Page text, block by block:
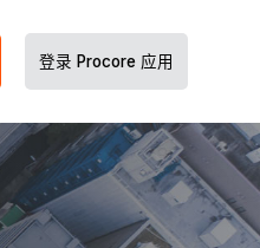
登录 Procore 应用